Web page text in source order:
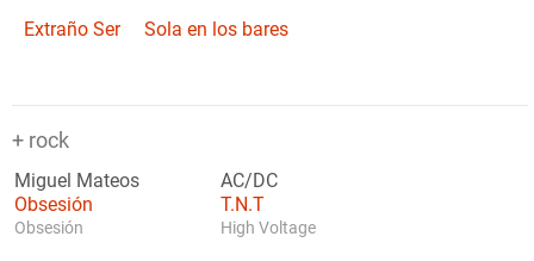
Extraño Ser Sola en los bares
+ rock
Miguel Mateos
Obsesión
Obsesión
AC/DC
T.N.T
High Voltage